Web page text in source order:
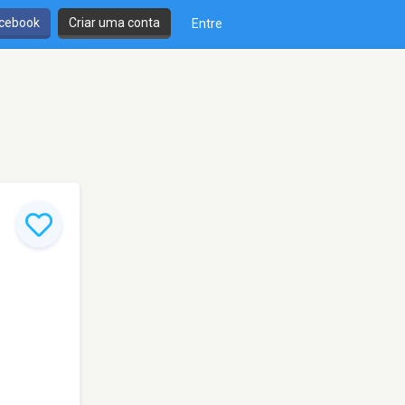
Criar uma conta Entre